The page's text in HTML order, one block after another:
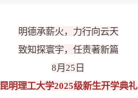
明德承薪火，力行向云天
致知探寰宇，任责著新篇
8月25日
昆明理工大学2025级新生开学典礼